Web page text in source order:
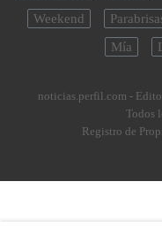
Weekend
Mía
noticias.perfil.com -
Todos
Registro de